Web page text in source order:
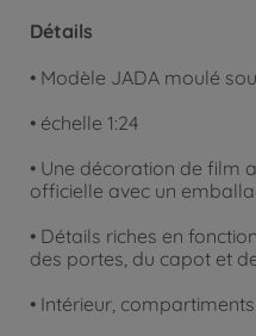
Détails
• Modèle JADA moulé
• échelle 1:24
• Une décoration de film
officielle avec un
• Détails riches en
des portes, du capot et
• Intérieur,